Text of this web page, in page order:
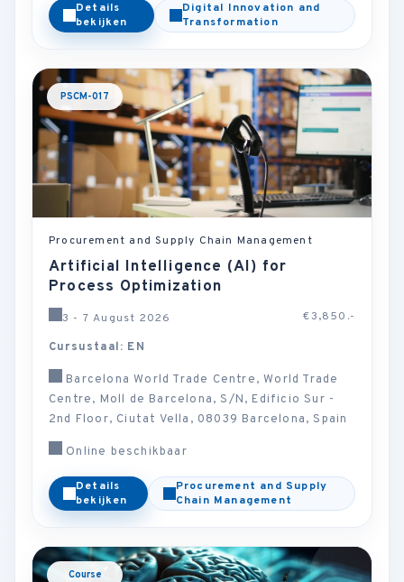
Details
bekijken
Digital Innovation and
Transformation
PSCM-017
Procurement and Supply Chain Management
Artificial Intelligence (AI) for
Process Optimization
3 - 7 August 2026 €3,850.-
Cursustaal: EN
Barcelona World Trade Centre, World Trade
Centre, Moll de Barcelona, S/N, Edificio Sur -
2nd Floor, Ciutat Vella, 08039 Barcelona, Spain
Online beschikbaar
Details
bekijken
Procurement and Supply
Chain Management
Course